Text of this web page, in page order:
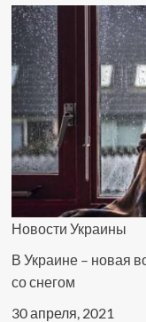
Новости Украины
В Украине – новая
со снегом
30 апреля, 2021